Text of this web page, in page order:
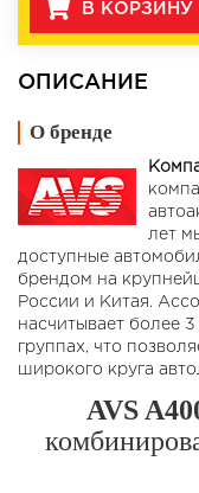
В КОРЗИНУ
ОПИСАНИЕ
О бренде
лет
доступные
брендом на
России и Китая.
насчитывает более
группах, что
широкого круга
AVS